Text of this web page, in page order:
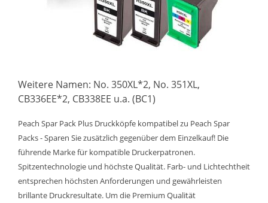
Weitere Namen: No. 350XL*2, No. 351XL,
CB336EE*2, CB338EE u.a. (BC1)
Peach Spar Pack Plus Druckköpfe kompatibel zu Peach Spar
Packs - Sparen Sie zusätzlich gegenüber dem Einzelkauf! Die
führende Marke für kompatible Druckerpatronen.
Spitzentechnologie und höchste Qualität. Farb- und Lichtechtheit
entsprechen höchsten Anforderungen und gewährleisten
brillante Druckresultate. Um die Premium Qualität